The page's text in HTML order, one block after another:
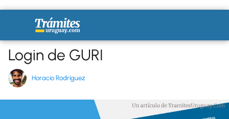
Login de GURI
Horacio Rodríguez